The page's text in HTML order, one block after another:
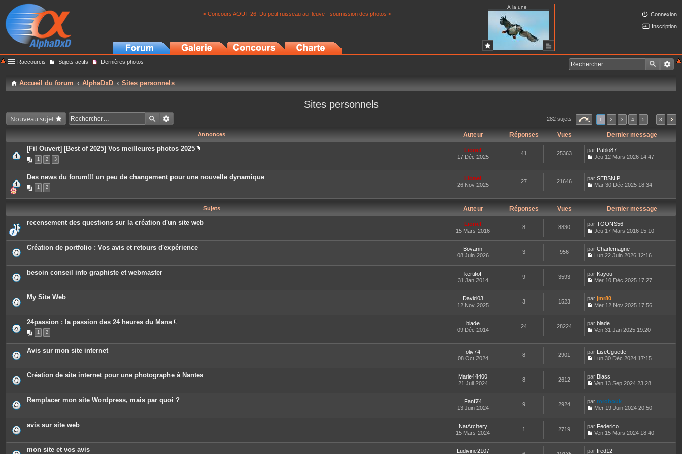
> Concours AOUT 26: Du petit ruisseau au fleuve - soumission des photos <
A la une
Connexion
Inscription
Raccourcis Sujets actifs Dernières photos
Accueil du forum AlphaDxD Sites personnels
Sites personnels
Nouveau sujet 282 sujets 1 2 3 4 5 8
Annonces Auteur Réponses Vues Dernier message
[Fil Ouvert] [Best of 2025] Vos meilleures photos 2025
c
e
i
t
e
s
1 2 3
Lionel
17 Déc 2025
41 25363 par Pablo87
s
u
t
e
d
e
r
n
e
r
m
s
a
Jeu 12 Mars 2026 14:47
Des news du forum!!! un peu de changement pour une nouvelle dynamique
1 2
Lionel
26 Nov 2025
27 21646 par SEBSNIP
n
u
l
r
l
e
r
n
i
r
m
e
s
s
Mar 30 Déc 2025 18:34
Sujets Auteur Réponses Vues Dernier message
recensement des questions sur la création d'un site web
Lionel
15 Mars 2016
8 8830 par TOONS56
o
n
s
t
e
e
d
e
r
n
m
e
s
a
e
Jeu 17 Mars 2016 15:10
Création de portfolio : Vos avis et retours d'expérience
Bovann
08 Juin 2026
3 956 par Charlemagne
o
n
s
t
e
e
d
n
m
e
s
a
g
e
Lun 22 Juin 2026 12:16
besoin conseil info graphiste et webmaster
kertitof
31 Jan 2014
9 3593 par Kayou
o
n
s
t
e
l
e
d
n
m
e
s
a
e
Mer 10 Déc 2025 17:27
My Site Web
David03
12 Nov 2025
3 1523 par jmr80
o
n
s
l
t
e
l
e
d
n
m
e
s
Mer 12 Nov 2025 17:56
24passion : la passion des 24 heures du Mans
c
o
i
e
s
1 2
blade
09 Déc 2014
24 28224 par blade
s
u
l
t
e
l
e
d
n
Ven 31 Jan 2025 19:20
Avis sur mon site internet
oliv74
08 Oct 2024
8 2901 par LiseUguette
o
n
s
t
e
e
d
e
r
Lun 30 Déc 2024 17:15
Création de site internet pour une photographe à Nantes
Marie44400
21 Juil 2024
8 2612 par Blass
o
n
s
t
e
Ven 13 Sep 2024 23:28
Remplacer mon site Wordpress, mais par quoi ?
Fanf74
13 Juin 2024
9 2924 par torobouk
o
n
s
t
Mer 19 Juin 2024 20:50
avis sur site web
NatArchery
15 Mars 2024
1 2719 par Federico
o
n
Ven 15 Mars 2024 18:40
mon site et vos avis Ludivine2107 par fred12